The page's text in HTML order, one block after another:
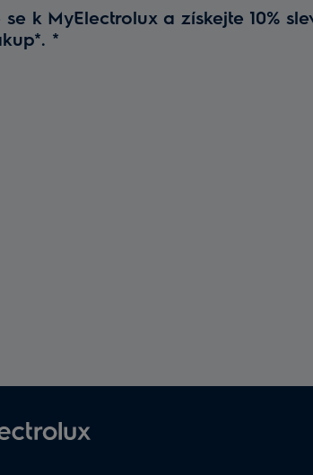
k MyElectrolux a získejte 10%
*